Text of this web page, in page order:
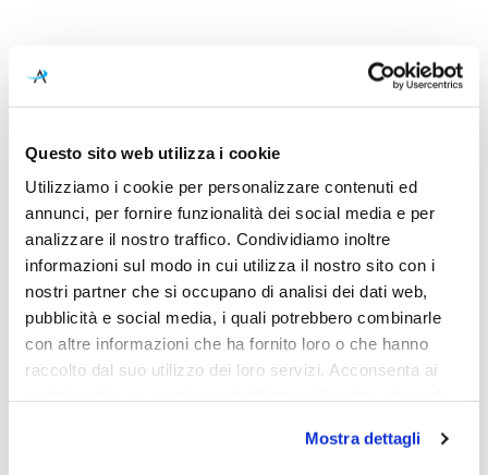
Questo sito web utilizza i cookie
Utilizziamo i cookie per personalizzare contenuti ed
annunci, per fornire funzionalità dei social media e per
analizzare il nostro traffico. Condividiamo inoltre
informazioni sul modo in cui utilizza il nostro sito con i
nostri partner che si occupano di analisi dei dati web,
pubblicità e social media, i quali potrebbero combinarle
con altre informazioni che ha fornito loro o che hanno
raccolto dal suo utilizzo dei loro servizi. Acconsenta ai
Mostra dettagli
Caratteristiche
Cod.Art.
Designer
Colore led
2700K
Dimensioni
Ø 225mm – H. 230mm
Sorgente luminosa
Led integrato
Potenza e attacco
9W - 624lm
Dimmerazione
DALI push
Classe energetica
A++